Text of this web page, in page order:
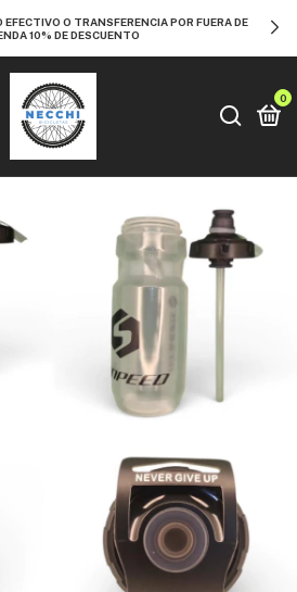
O TRANSFERENCIA POR FUERA DE
10% DE DESCUENTO
0